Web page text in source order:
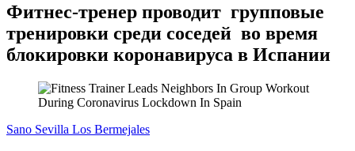
Фитнес-тренер проводит групповые
тренировки среди соседей во время
блокировки коронавируса в Испании
Sano Sevilla Los Bermejales